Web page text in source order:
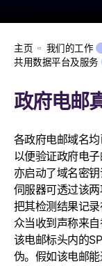
主页 我们的工作
共用数据平台及服务
政府电邮
各政府电邮域名均
以便验证政府电
亦启动了域名密
伺服器可透过该
把其检测结果记
众当收到声称来
该电邮标头内的
伪。假如该电邮